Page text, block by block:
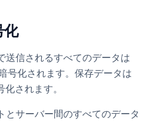
化
送信されるすべてのデータは
号化されます。保存データは
されます。
とサーバー間のすべてのデータ